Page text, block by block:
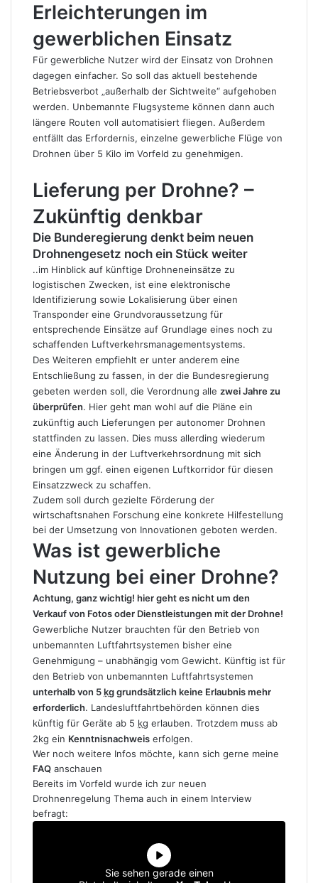
Erleichterungen im
gewerblichen Einsatz
Für gewerbliche Nutzer wird der Einsatz von Drohnen
dagegen einfacher. So soll das aktuell bestehende
Betriebsverbot „außerhalb der Sichtweite“ aufgehoben
werden. Unbemannte Flugsysteme können dann auch
längere Routen voll automatisiert fliegen. Außerdem
entfällt das Erfordernis, einzelne gewerbliche Flüge von
Drohnen über 5 Kilo im Vorfeld zu genehmigen.
Lieferung per Drohne? –
Zukünftig denkbar
Die Bunderegierung denkt beim neuen
Drohnengesetz noch ein Stück weiter
..im Hinblick auf künftige Drohneneinsätze zu
logistischen Zwecken, ist eine elektronische
Identifizierung sowie Lokalisierung über einen
Transponder eine Grundvoraussetzung für
entsprechende Einsätze auf Grundlage eines noch zu
schaffenden Luftverkehrsmanagementsystems.
Des Weiteren empfiehlt er unter anderem eine
Entschließung zu fassen, in der die Bundesregierung
gebeten werden soll, die Verordnung alle zwei Jahre zu
überprüfen. Hier geht man wohl auf die Pläne ein
zukünftig auch Lieferungen per autonomer Drohnen
stattfinden zu lassen. Dies muss allerding wiederum
eine Änderung in der Luftverkehrsordnung mit sich
bringen um ggf. einen eigenen Luftkorridor für diesen
Einsatzzweck zu schaffen.
Zudem soll durch gezielte Förderung der
wirtschaftsnahen Forschung eine konkrete Hilfestellung
bei der Umsetzung von Innovationen geboten werden.
Was ist gewerbliche
Nutzung bei einer Drohne?
Achtung, ganz wichtig! hier geht es nicht um den
Verkauf von Fotos oder Dienstleistungen mit der Drohne!
Gewerbliche Nutzer brauchten für den Betrieb von
unbemannten Luftfahrtsystemen bisher eine
Genehmigung – unabhängig vom Gewicht. Künftig ist für
den Betrieb von unbemannten Luftfahrtsystemen
unterhalb von 5kggrundsätzlich keine Erlaubnis mehr
erforderlich. Landesluftfahrtbehörden können dies
künftig für Geräte ab 5 kg erlauben. Trotzdem muss ab
2kg ein Kenntnisnachweis erfolgen.
Wer noch weitere Infos möchte, kann sich gerne meine
FAQ anschauen
Bereits im Vorfeld wurde ich zur neuen
Drohnenregelung Thema auch in einem Interview
befragt:
Sie sehen gerade einen